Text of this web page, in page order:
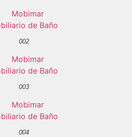
002
003
004